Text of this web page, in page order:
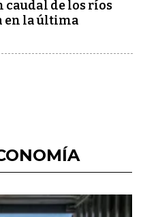
caudal de los ríos
en la última